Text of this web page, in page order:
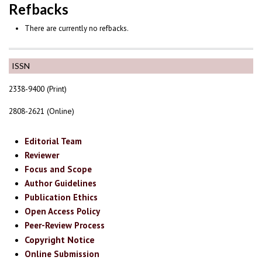
ISSN
2338-9400 (Print)
2808-2621 (Online)
Editorial Team
Reviewer
Focus and Scope
Author Guidelines
Publication Ethics
Open Access Policy
Peer-Review Process
Copyright Notice
Online Submission
Refbacks
There are currently no refbacks.